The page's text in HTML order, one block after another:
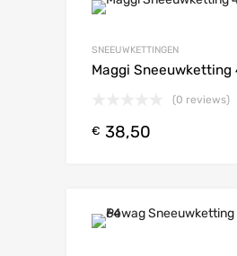
SNEEUWKETTINGEN
Maggi Sneeuwketting
(0 reviews)
€ 38,50